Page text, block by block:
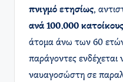
πνιγμό ετησίως,
ανά 100.000 κατοίκους
άτομα άνω των 60
παράγοντες ενδέχεται
ναυαγοσώστη σε